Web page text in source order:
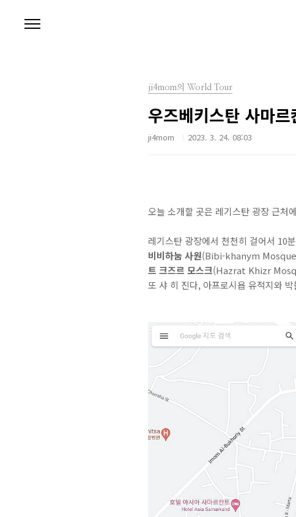
ji4mom의 World Tour
우즈베키스탄 사마
ji4mom 2023. 3. 24. 08:03
오늘 소개할 곳은 레기스탄 광장 근처
레기스탄 광장에서 천천히 걸어서 10
비비하눔 사원(Bibi-khanym
트 크즈르 모스크(Hazrat Khizr
또 샤 히 진다, 아프로시욥 유적지와